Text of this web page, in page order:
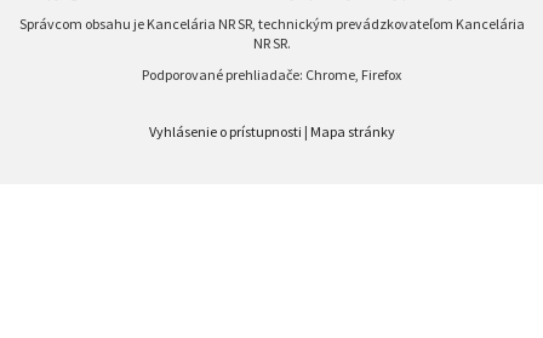
Správcom obsahu je Kancelária NR SR, technickým prevádzkovateľom Kancelária
NR SR.
Podporované prehliadače: Chrome, Firefox
Vyhlásenie o prístupnosti | Mapa stránky